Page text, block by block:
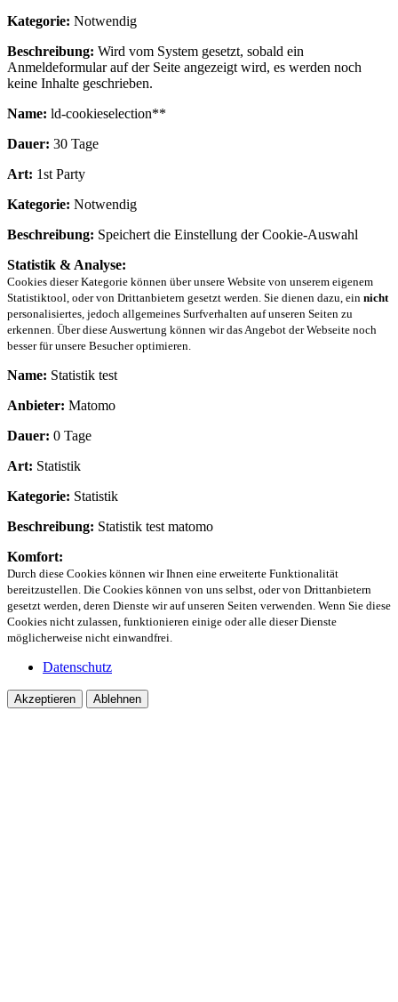
Kategorie: Notwendig
Beschreibung: Wird vom System gesetzt, sobald ein
Anmeldeformular auf der Seite angezeigt wird, es werden noch
keine Inhalte geschrieben.
Name: ld-cookieselection**
Dauer: 30 Tage
Art: 1st Party
Kategorie: Notwendig
Beschreibung: Speichert die Einstellung der Cookie-Auswahl
Statistik & Analyse:
Cookies dieser Kategorie können über unsere Website von unserem eigenem
Statistiktool, oder von Drittanbietern gesetzt werden. Sie dienen dazu, ein nicht
personalisiertes, jedoch allgemeines Surfverhalten auf unseren Seiten zu
erkennen. Über diese Auswertung können wir das Angebot der Webseite noch
besser für unsere Besucher optimieren.
Name: Statistik test
Anbieter: Matomo
Dauer: 0 Tage
Art: Statistik
Kategorie: Statistik
Beschreibung: Statistik test matomo
Komfort:
Durch diese Cookies können wir Ihnen eine erweiterte Funktionalität
bereitzustellen. Die Cookies können von uns selbst, oder von Drittanbietern
gesetzt werden, deren Dienste wir auf unseren Seiten verwenden. Wenn Sie diese
Cookies nicht zulassen, funktionieren einige oder alle dieser Dienste
möglicherweise nicht einwandfrei.
Datenschutz
Akzeptieren Ablehnen